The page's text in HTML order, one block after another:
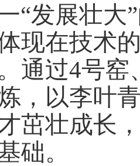
“发展壮大
现在技术
通过4号窑
，以李叶
茁壮成长
础。